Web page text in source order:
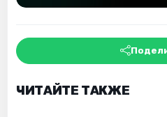
ЧИТАЙТЕ ТАКЖЕ